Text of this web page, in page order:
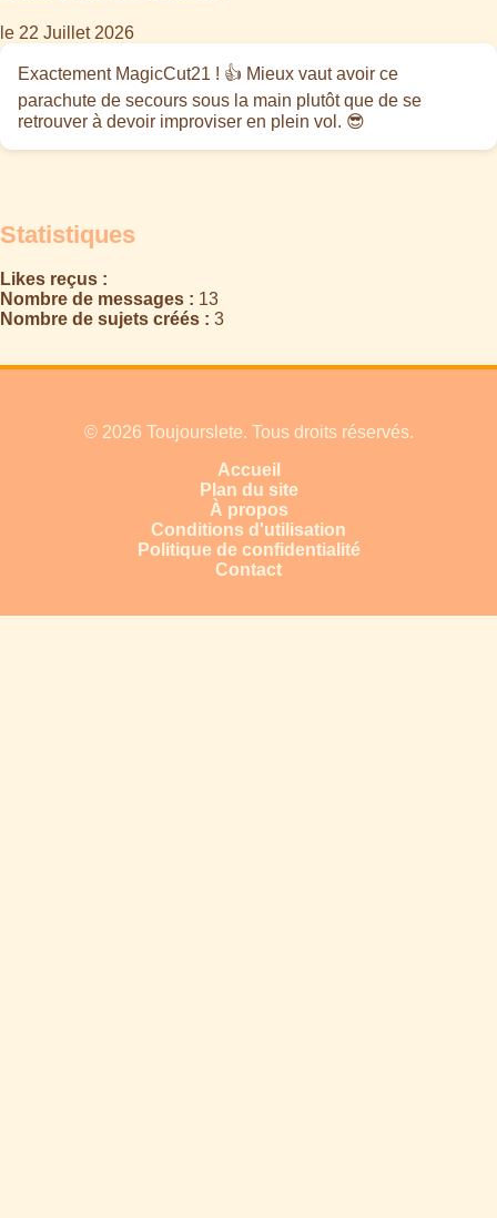
le 22 Juillet 2026
Exactement MagicCut21 ! 👍 Mieux vaut avoir ce
parachute de secours sous la main plutôt que de se
retrouver à devoir improviser en plein vol. 😎
Statistiques
Likes reçus :
Nombre de messages : 13
Nombre de sujets créés : 3
© 2026 Toujourslete. Tous droits réservés.
Accueil
Plan du site
À propos
Conditions d'utilisation
Politique de confidentialité
Contact